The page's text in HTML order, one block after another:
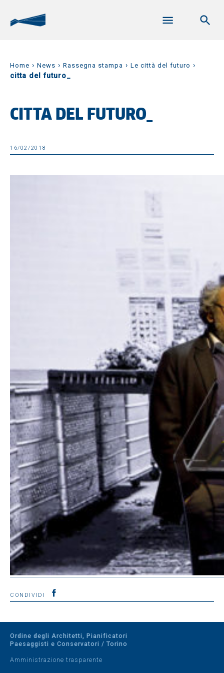
Home › News › Rassegna stampa › Le città del futuro ›
citta del futuro_
CITTA DEL FUTURO_
16/02/2018
CONDIVIDI
Ordine degli Architetti, Pianificatori
Paesaggisti e Conservatori / Torino
Amministrazione trasparente